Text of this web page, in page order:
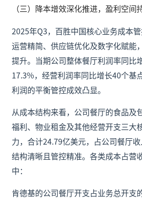
（三）降本增效深化推进，盈利空间
2025年Q3，百胜中国核心业务成本
运营精简、供应链优化及数字化赋能
提升。当期公司整体餐厅利润率同比
17.3%，经营利润率同比增长40个基
利润的平衡管控成效凸显。
从成本结构来看，公司餐厅的食品及
福利、物业租金及其他经营开支三大
力，合计24.79亿美元，占公司餐厅
结构清晰且管控精准。各类成本占营
中：
肯德基的公司餐厅开支占业务总开支